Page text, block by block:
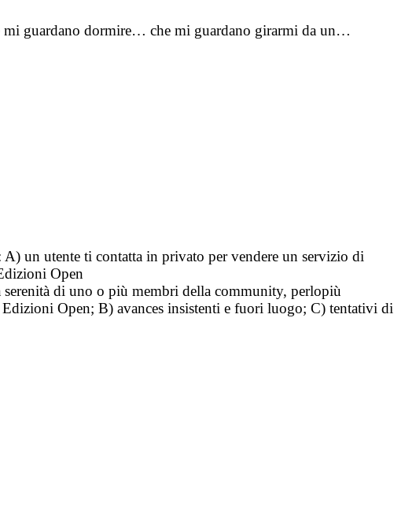
mi guardano dormire… che mi guardano girarmi da un…
un utente ti contatta in privato per vendere un servizio di
Open
di uno o più membri della community, perlopiù
Open; B) avances insistenti e fuori luogo; C) tentativi di